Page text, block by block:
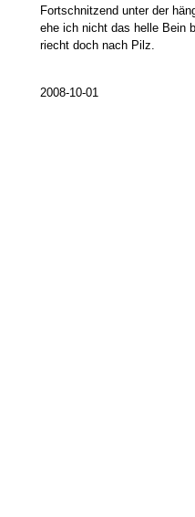
Fortschnitzend unter der
ehe ich nicht das helle Bein
riecht doch nach Pilz.
2008-10-01